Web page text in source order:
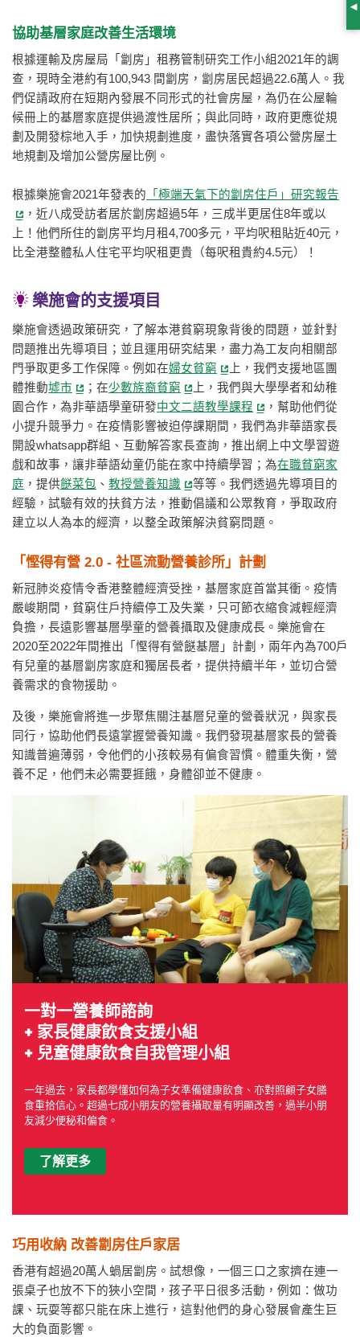
協助基層家庭改善生活環境
根據運輸及房屋局「劏房」租務管制研究工作小組2021年的調
查，現時全港約有100,943 間劏房，劏房居民超過22.6萬人。我
們促請政府在短期內發展不同形式的社會房屋，為仍在公屋輪
候冊上的基層家庭提供過渡性居所；與此同時，政府更應從規
劃及開發棕地入手，加快規劃進度，盡快落實各項公營房屋土
地規劃及增加公營房屋比例。
根據樂施會2021年發表的 「極端天氣下的劏房住戶」研究報告
，近八成受訪者居於劏房超過5年，三成半更居住8年或以
上！他們所住的劏房平均月租4,700多元，平均呎租貼近40元，
比全港整體私人住宅平均呎租更貴（每呎租貴約4.5元）！
樂施會的支援項目
樂施會透過政策研究，了解本港貧窮現象背後的問題，並針對
問題推出先導項目；並且運用研究結果，盡力為工友向相關部
門爭取更多工作保障。例如在婦女貧窮
上，我們支援地區團
體推動墟市 ；在少數族裔貧窮
上，我們與大學學者和幼稚
園合作，為非華語學童研發中文二語教學課程
，幫助他們從
小提升競爭力。在疫情影響被迫停課期間，我們為非華語家長
開設whatsapp群組、互動解答家長查詢，推出網上中文學習遊
戲和故事，讓非華語幼童仍能在家中持續學習；為在職貧窮家
庭 ，提供餸菜包 、 教授營養知識
等等。我們透過先導項目的
經驗，試驗有效的扶貧方法，推動倡議和公眾教育，爭取政府
建立以人為本的經濟，以整全政策解決貧窮問題。
「慳得有營 2.0 - 社區流動營養診所」計劃
新冠肺炎疫情令香港整體經濟受挫，基層家庭首當其衝。疫情
嚴峻期間，貧窮住戶持續停工及失業，只可節衣縮食減輕經濟
負擔，長遠影響基層學童的營養攝取及健康成長。樂施會在
2020至2022年間推出「慳得有營餸基層」計劃，兩年內為700戶
有兒童的基層劏房家庭和獨居長者，提供持續半年，並切合營
養需求的食物援助。
及後，樂施會將進一步聚焦關注基層兒童的營養狀況，與家長
同行，協助他們長遠掌握營養知識。我們發現基層家長的營養
知識普遍薄弱，令他們的小孩較易有偏食習慣。體重失衡，營
養不足，他們未必需要捱餓，身體卻並不健康。
一對一營養師諮詢
+ 家長健康飲食支援小組
+ 兒童健康飲食自我管理小組
一年過去，家長都學懂如何為子女準備健康飲食、亦對照顧子女膳
食重拾信心。超過七成小朋友的營養攝取量有明顯改善，過半小朋
友減少便秘和偏食。
了解更多
巧用收納 改善劏房住戶家居
香港有超過20萬人蝸居劏房。試想像，一個三口之家擠在連一
張桌子也放不下的狹小空間，孩子平日很多活動，例如：做功
課、玩耍等都只能在床上進行，這對他們的身心發展會產生巨
大的負面影響。